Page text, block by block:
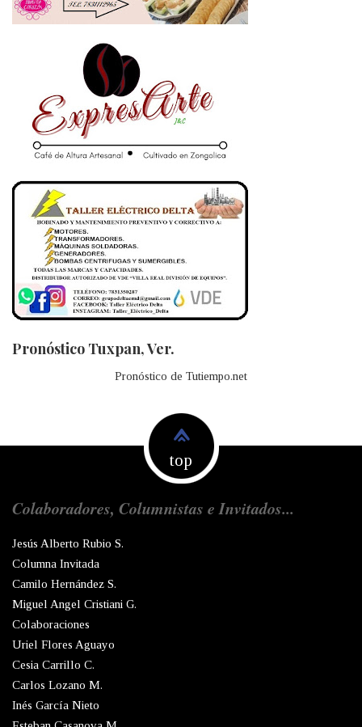
Pronóstico Tuxpan, Ver.
Pronóstico de Tutiempo.net
top
Colaboradores, Columnistas e Invitados...
Jesús Alberto Rubio S.
Columna Invitada
Camilo Hernández S.
Miguel Angel Cristiani G.
Colaboraciones
Uriel Flores Aguayo
Cesia Carrillo C.
Carlos Lozano M.
Inés García Nieto